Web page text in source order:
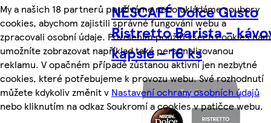
My a našich 18 partnerů používáme nebo ukládáme soubory
cookies, abychom zajistili správné fungování webu a
zpracovali osobní údaje. Povolením použití všech cookies nám
umožníte zobrazovat například také personalizovanou
reklamu. V opačném případě zůstanou aktivní jen nezbytné
cookies, které potřebujeme k provozu webu. Své rozhodnutí
můžete kdykoliv změnit v Nastavení ochrany osobních údajů
nebo kliknutím na odkaz Soukromí a cookies v patičce webu.
NESCAFÉ Dolce Gusto
Ristretto Barista -
kapsle - 16 ks